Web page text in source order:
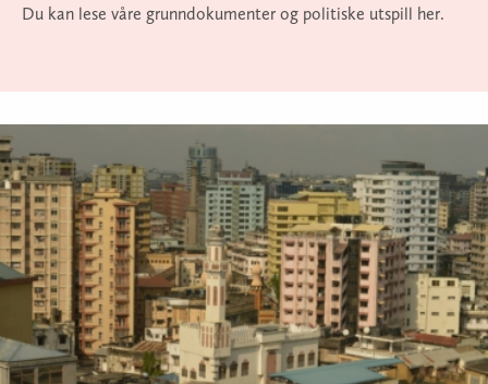
Du kan lese våre grunndokumenter og politiske utspill her.